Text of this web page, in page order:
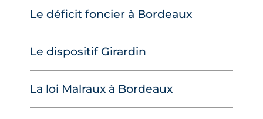
Le déficit foncier à Bordeaux
Le dispositif Girardin
La loi Malraux à Bordeaux